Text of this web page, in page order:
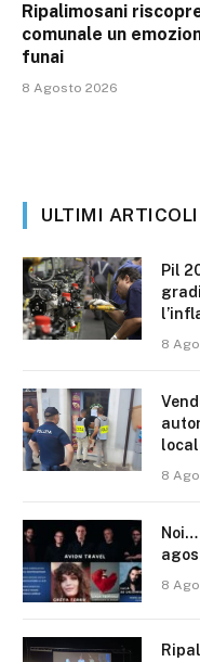
Ripalimosani
comunale un
funai
8 Agosto 2026
ULTIMI ARTICOLI
Pil
8
8
Noi…
8